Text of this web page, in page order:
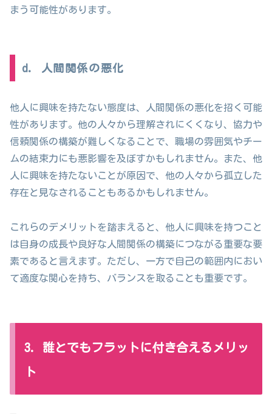
まう可能性があります。
d. 人間関係の悪化
他人に興味を持たない態度は、人間関係の悪化を招く可能
性があります。他の人々から理解されにくくなり、協力や
信頼関係の構築が難しくなることで、職場の雰囲気やチー
ムの結束力にも悪影響を及ぼすかもしれません。また、他
人に興味を持たないことが原因で、他の人々から孤立した
存在と見なされることもあるかもしれません。
これらのデメリットを踏まえると、他人に興味を持つこと
は自身の成長や良好な人間関係の構築につながる重要な要
素であると言えます。ただし、一方で自己の範囲内におい
て適度な関心を持ち、バランスを取ることも重要です。
3. 誰とでもフラットに付き合えるメリッ
ト